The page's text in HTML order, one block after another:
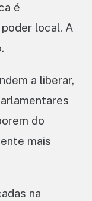
é
local. A
a liberar,
do
mais
na